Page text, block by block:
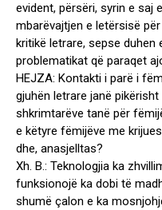
evident, përsëri, syrin e saj
mbarëvajtjen e letërsisë
kritikë letrare, sepse duhen
problematikat që paraqet
HEJZA: Kontakti i parë i
gjuhën letrare janë
shkrimtarëve tanë për
e këtyre fëmijëve me
dhe, anasjelltas?
Xh. B.: Teknologjia ka
funksionojë ka dobi të
shumë çalon e ka